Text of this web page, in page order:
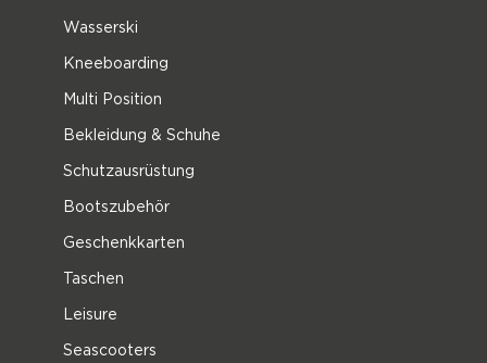
Wasserski
Kneeboarding
Multi Position
Bekleidung & Schuhe
Schutzausrüstung
Bootszubehör
Geschenkkarten
Taschen
Leisure
Seascooters